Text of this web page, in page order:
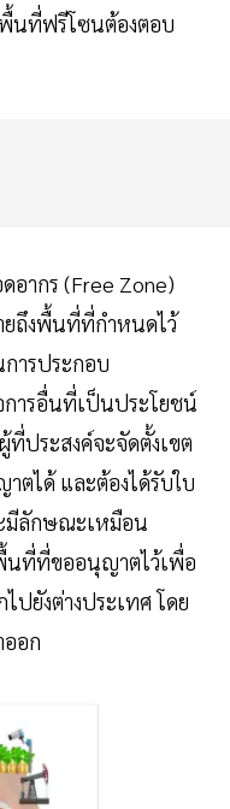
นที่ฟรีโซนต้องตอบ
อากร (Free Zone)
ยถึงพื้นที่ที่กำหนดไว้
ารประกอบ
ารอื่นที่เป็นประโยชน์
ที่ประสงค์จะจัดตั้งเขต
ตได้ และต้องได้รับใบ
มีลักษณะเหมือน
พื้นที่ที่ขออนุญาตไว้เพื่อ
ปยังต่างประเทศ โดย
ออก